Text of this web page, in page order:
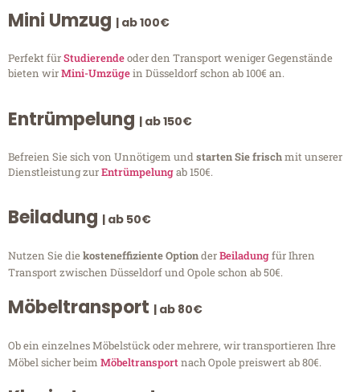
Mini Umzug | ab 100€
Perfekt fürStudierendeoder den Transport weniger Gegenstände
bieten wirMini-Umzügein Düsseldorf schon ab 100€ an.
Entrümpelung | ab 150€
Befreien Sie sich von Unnötigem undstarten Sie frischmit unserer
Dienstleistung zurEntrümpelungab 150€.
Beiladung | ab 50€
Nutzen Sie diekosteneffiziente OptionderBeiladungfür Ihren
Transport zwischen Düsseldorf und Opole schon ab 50€.
Möbeltransport | ab 80€
Ob ein einzelnes Möbelstück oder mehrere, wir transportieren Ihre
Möbel sicher beim Möbeltransportnach Opole preiswert ab 80€.